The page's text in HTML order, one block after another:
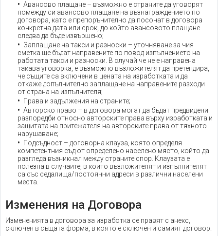
Авансово плащане – възможно е страните да уговорят
помежду си авансово плащане на възнаграждението по
договора, като е препоръчително да посочат в договора
конкретна дата или срок, до който авансовото плащане
следва да бъде извършено;
Заплащане на такси и разноски – уточняване за чия
сметка ще бъдат направените по повод изпълнението на
работата такси и разноски. В случай че не е направена
такава уговорка, е възможно възложителят да претендира,
че същите са включени в цената на изработката и да
откаже допълнително заплащане на направените разходи
от страна на изпълнителя;
Права и задължения на страните;
Авторско право – в договора могат да бъдат предвидени
разпоредби относно авторските права върху изработката и
защитата на притежателя на авторските права от тяхното
нарушаване;
Подсъдност – договорна клауза, която определя
компетентния съд от определено населено място, който да
разгледа възникнал между страните спор. Клаузата е
полезна в случаите, в които възложителят и изпълнителят
са със седалища/постоянни адреси в различни населени
места.
Изменения на Договора
Измененията в договора за изработка се правят с анекс,
сключен в същата форма, в която е сключен и самият договор.